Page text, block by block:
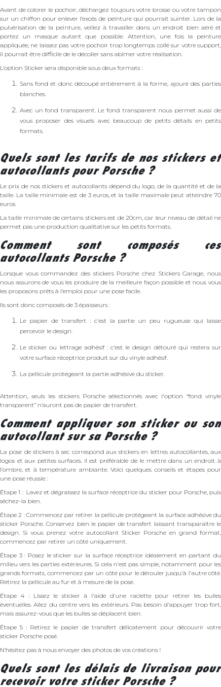
Avant de colorer le pochoir, déchargez toujours votre brosse ou votre tampon
sur un chiffon pour enlever l’excès de peinture qui pourrait suinter. Lors de la
pulvérisation de la peinture, veillez à travailler dans un endroit bien aéré et
portez un masque autant que possible. Attention, une fois la peinture
appliquée, ne laissez pas votre pochoir trop longtemps collé sur votre support,
il pourrait être difficile de le décoller sans abîmer votre réalisation.
L’option Sticker sera disponible sous deux formats :
Sans fond et donc découpé entièrement à la forme, ajouré des parties
blanches.
Avec un fond transparent. Le fond transparent nous permet aussi de
vous proposer des visuels avec beaucoup de petits détails en petits
formats.
Quels sont les tarifs de nos stickers et
autocollants pour Porsche ?
Le prix de nos stickers et autocollants dépend du logo, de la quantité et de la
taille. La taille minimale est de 3 euros, et la taille maximale peut atteindre 70
euros.
La taille minimale de certains stickers est de 20cm, car leur niveau de détail ne
permet pas une production qualitative sur les petits formats.
Comment sont composés ces
autocollants Porsche ?
Lorsque vous commandez des stickers Porsche chez Stickers Garage, nous
nous assurons de vous les produire de la meilleure façon possible et nous vous
les proposons prêts à l’emploi pour une pose facile.
Ils sont donc composés de 3 épaisseurs :
Le papier de transfert : c'est la partie un peu rugueuse qui laisse
percevoir le design.
Le sticker ou lettrage adhésif : c'est le design détouré qui restera sur
votre surface réceptrice produit sur du vinyle adhésif.
La pellicule protégeant la partie adhésive du sticker.
Attention, seuls les stickers Porsche sélectionnés avec l'option “fond vinyle
transparent” n’auront pas de papier de transfert.
Comment appliquer son sticker ou son
autocollant sur sa Porsche ?
La pose de stickers à sec correspond aux stickers en lettres autocollantes, aux
logos et aux petites surfaces. Il est préférable de le mettre dans un endroit à
l’ombre, et à température ambiante. Voici quelques conseils et étapes pour
une pose réussie :
Étape 1 : Lavez et dégraissez la surface réceptrice du sticker pour Porsche, puis
séchez-la bien.
Étape 2 : Commencez par retirer la pellicule protégeant la surface adhésive du
sticker Porsche. Conservez bien le papier de transfert laissant transparaître le
design. Si vous prenez votre autocollant Sticker Porsche en grand format,
commencez par retirer un côté uniquement.
Étape 3 : Posez le sticker sur la surface réceptrice idéalement en partant du
milieu vers les parties extérieures. Si cela n'est pas simple, notamment pour les
grands formats, commencez par un côté pour le dérouler jusqu'à l'autre côté.
Retirez la pellicule au fur et à mesure de la pose.
Étape 4 : Lissez le sticker à l'aide d'une raclette pour retirer les bulles
éventuelles. Allez du centre vers les extérieurs. Pas besoin d'appuyer trop fort,
mais assurez-vous que les bulles se déplacent bien.
Étape 5 : Retirez le papier de transfert délicatement pour découvrir votre
sticker Porsche posé.
N’hésitez pas à nous envoyer des photos de vos créations !
Quels sont les délais de livraison pour
recevoir votre sticker Porsche ?